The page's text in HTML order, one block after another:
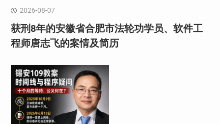
2026-08-07
获刑8年的安徽省合肥市法轮功学员、软件工
程师唐志飞的案情及简历